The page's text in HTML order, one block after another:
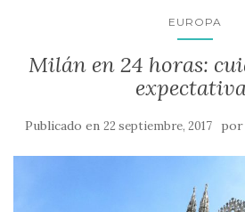
EUROPA
Milán en 24 horas:
Publicado en 22 septiembre, 2017 por